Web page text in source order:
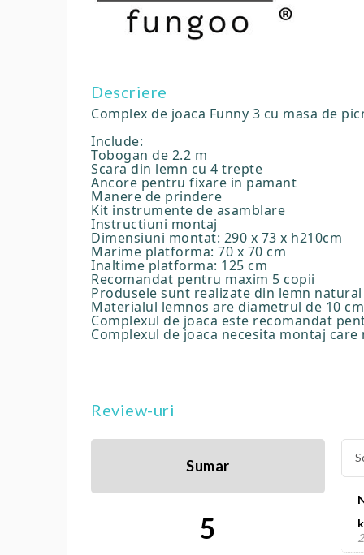
Descriere
Complex de joaca Funny 3 cu masa de
Include:
Tobogan de 2.2 m
Scara din lemn cu 4 trepte
Ancore pentru fixare in pamant
Manere de prindere
Kit instrumente de asamblare
Instructiuni montaj
Dimensiuni montat: 290 x 73 x h210cm
Marime platforma: 70 x 70 cm
Inaltime platforma: 125 cm
Recomandat pentru maxim 5 copii
Produsele sunt realizate din lemn
Materialul lemnos are diametrul de 10
Complexul de joaca este recomandat
Complexul de joaca necesita montaj
Review-uri
Sumar
5